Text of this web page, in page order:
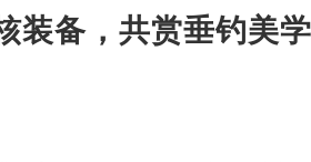
装备，共赏垂钓美学